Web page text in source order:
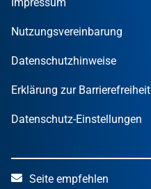
Öffentliche Kunden
STARTERCENTER NRW
NRW.Venture
Impressum
Nutzungsvereinbarung
Datenschutzhinweise
Erklärung zur Barrierefreiheit
Datenschutz-Einstellungen
Seite empfehlen